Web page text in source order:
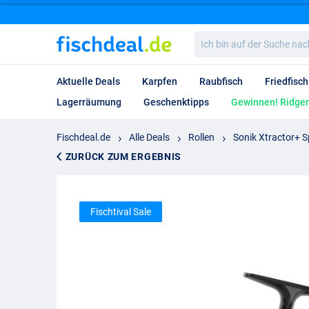
bin
auf
Suche
nach…
Aktuelle Deals Karpfen Raubfisch
Friedfisch
Lagerräumung
Geschenktipps Gewinnen!
Fischdeal.de Alle Deals Rollen
Sonik Xtractor+
ZURÜCK ZUM ERGEBNIS
Fischtival Sale